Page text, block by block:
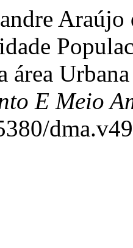
Araújo
área
E Meio